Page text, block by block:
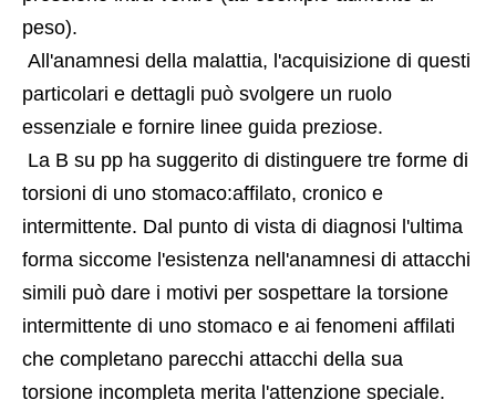
peso).
particolari e dettagli può svolgere un ruolo
essenziale e fornire linee guida preziose.
torsioni di uno stomaco:affilato, cronico e
intermittente. Dal punto di vista di diagnosi l'ultima
forma siccome l'esistenza nell'anamnesi di attacchi
simili può dare i motivi per sospettare la torsione
intermittente di uno stomaco e ai fenomeni affilati
che completano parecchi attacchi della sua
torsione incompleta merita l'attenzione speciale.